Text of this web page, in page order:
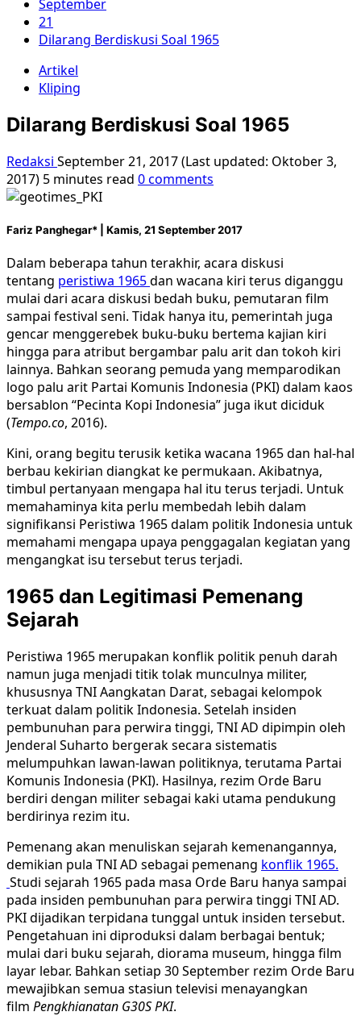
September
21
Dilarang Berdiskusi Soal 1965
Artikel
Kliping
Dilarang Berdiskusi Soal 1965
Redaksi September 21, 2017 (Last updated: Oktober 3,
2017) 5 minutes read 0 comments
Fariz Panghegar* | Kamis, 21 September 2017
Dalam beberapa tahun terakhir, acara diskusi
tentang peristiwa 1965dan wacana kiri terus diganggu
mulai dari acara diskusi bedah buku, pemutaran film
sampai festival seni. Tidak hanya itu, pemerintah juga
gencar menggerebek buku-buku bertema kajian kiri
hingga para atribut bergambar palu arit dan tokoh kiri
lainnya. Bahkan seorang pemuda yang memparodikan
logo palu arit Partai Komunis Indonesia (PKI) dalam kaos
bersablon “Pecinta Kopi Indonesia” juga ikut diciduk
(Tempo.co, 2016).
Kini, orang begitu terusik ketika wacana 1965 dan hal-hal
berbau kekirian diangkat ke permukaan. Akibatnya,
timbul pertanyaan mengapa hal itu terus terjadi. Untuk
memahaminya kita perlu membedah lebih dalam
signifikansi Peristiwa 1965 dalam politik Indonesia untuk
memahami mengapa upaya penggagalan kegiatan yang
mengangkat isu tersebut terus terjadi.
1965 dan Legitimasi Pemenang
Sejarah
Peristiwa 1965 merupakan konflik politik penuh darah
namun juga menjadi titik tolak munculnya militer,
khususnya TNI Aangkatan Darat, sebagai kelompok
terkuat dalam politik Indonesia. Setelah insiden
pembunuhan para perwira tinggi, TNI AD dipimpin oleh
Jenderal Suharto bergerak secara sistematis
melumpuhkan lawan-lawan politiknya, terutama Partai
Komunis Indonesia (PKI). Hasilnya, rezim Orde Baru
berdiri dengan militer sebagai kaki utama pendukung
berdirinya rezim itu.
Pemenang akan menuliskan sejarah kemenangannya,
demikian pula TNI AD sebagai pemenang konflik 1965.
Studi sejarah 1965 pada masa Orde Baru hanya sampai
pada insiden pembunuhan para perwira tinggi TNI AD.
PKI dijadikan terpidana tunggal untuk insiden tersebut.
Pengetahuan ini diproduksi dalam berbagai bentuk;
mulai dari buku sejarah, diorama museum, hingga film
layar lebar. Bahkan setiap 30 September rezim Orde Baru
mewajibkan semua stasiun televisi menayangkan
film Pengkhianatan G30S PKI.